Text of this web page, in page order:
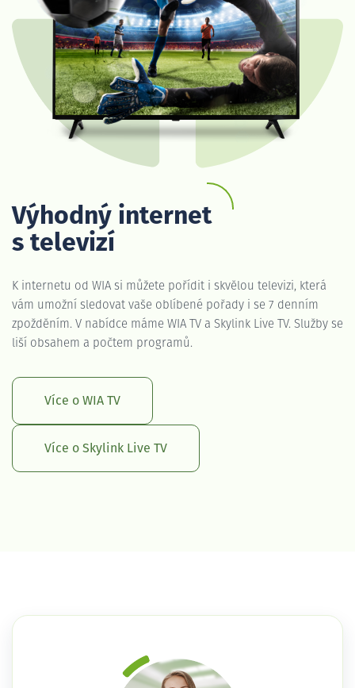
Výhodný internet
s televizí
K internetu od WIA si můžete pořídit i skvělou televizi, která
vám umožní sledovat vaše oblíbené pořady i se 7 denním
zpožděním. V nabídce máme WIA TV a Skylink Live TV. Služby se
liší obsahem a počtem programů.
Více o WIA TV
Více o Skylink Live TV